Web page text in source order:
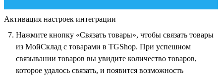
Активация настроек интеграции
Нажмите кнопку «Связать товары», чтобы связать товары
из МойСклад с товарами в TGShop. При успешном
связывании товаров вы увидите количество товаров,
которое удалось связать, и появится возможность